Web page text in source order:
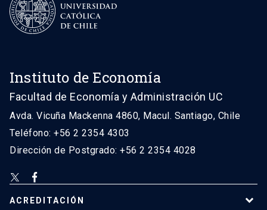
Instituto de Economía
Facultad de Economía y Administración UC
Avda. Vicuña Mackenna 4860, Macul. Santiago, Chile
Teléfono: +56 2 2354 4303
Dirección de Postgrado: +56 2 2354 4028
ACREDITACIÓN